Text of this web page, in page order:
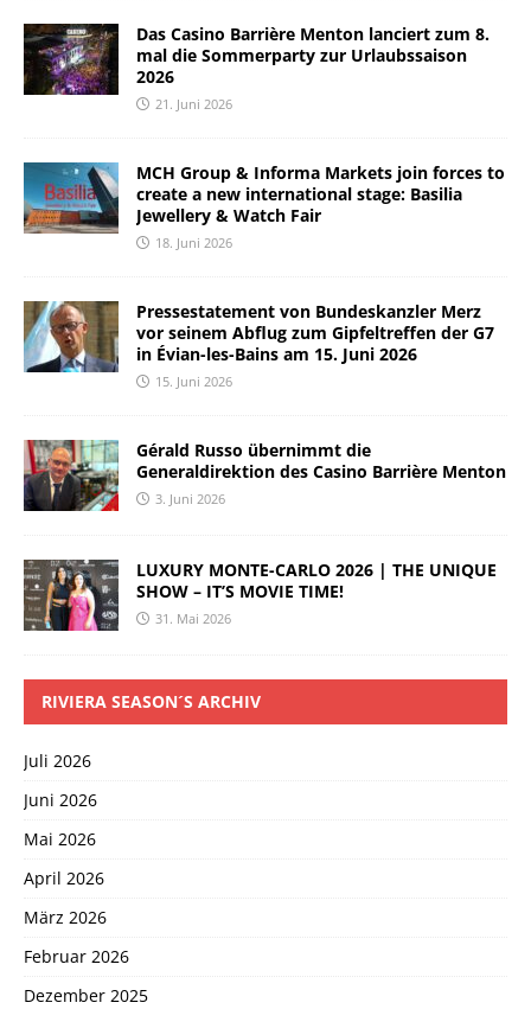
Das Casino Barrière Menton lanciert zum 8.
mal die Sommerparty zur Urlaubssaison
2026
21. Juni 2026
MCH Group & Informa Markets join forces to
create a new international stage: Basilia
Jewellery & Watch Fair
18. Juni 2026
Pressestatement von Bundeskanzler Merz
vor seinem Abflug zum Gipfeltreffen der G7
in Évian-les-Bains am 15. Juni 2026
15. Juni 2026
Gérald Russo übernimmt die
Generaldirektion des Casino Barrière Menton
3. Juni 2026
LUXURY MONTE-CARLO 2026 | THE UNIQUE
SHOW – IT’S MOVIE TIME!
31. Mai 2026
RIVIERA SEASON´S ARCHIV
Juli 2026
Juni 2026
Mai 2026
April 2026
März 2026
Februar 2026
Dezember 2025